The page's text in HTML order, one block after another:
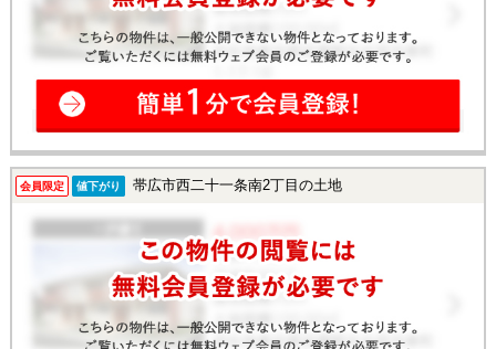
会員限定 値下がり 帯広市西二十一条南2丁目の土地